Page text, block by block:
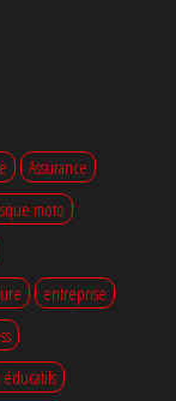
Assurance
moto
entreprise